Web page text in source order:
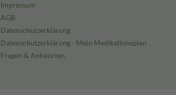
Impressum
AGB
Datenschutzerklärung
Datenschutzerklärung - Mein Medikationsplan
Fragen & Antworten